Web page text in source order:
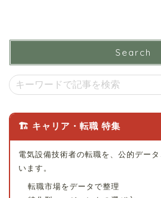
Search
🏗 キャリア・転職 特集
電気設備技術者の転職を、公的デー
います。
転職市場をデータで整理